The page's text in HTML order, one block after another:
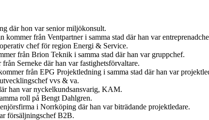
där hon var senior miljökonsult.
från Ventpartner i samma stad där han var
chef för region Energi & Service.
från Brion Teknik i samma stad där han var gruppchef.
Serneke där han var fastighetsförvaltare.
från EPG Projektledning i samma stad där han var
vvs & va.
han var nyckelkundsansvarig, KAM.
roll på Bengt Dahlgren.
i Norrköping där han var biträdande projektledare.
försäljningschef B2B.